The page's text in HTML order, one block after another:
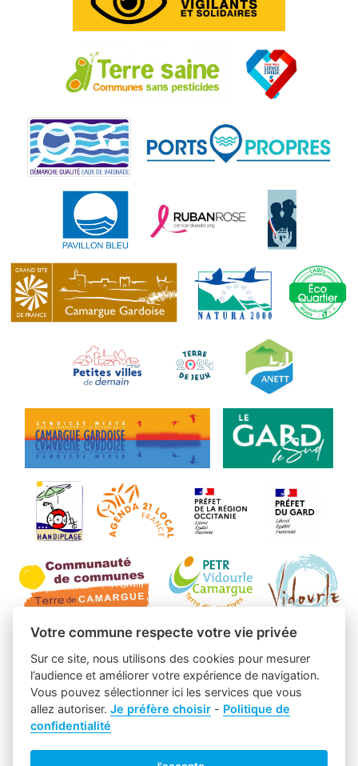
Votre commune respecte votre vie privée
Sur ce site, nous utilisons des cookies pour mesurer
l’audience et améliorer votre expérience de navigation.
Vous pouvez sélectionner ici les services que vous
allez autoriser.Je préfère choisir - Politique de
confidentialité